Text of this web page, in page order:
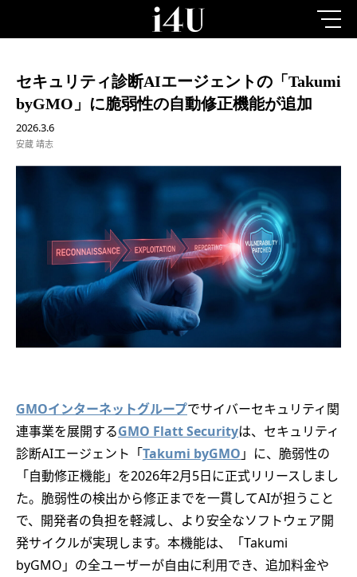
セキュリティ診断AIエージェントの「Takumi
byGMO」に脆弱性の自動修正機能が追加
2026.3.6
安蔵 靖志
GMOインターネットグループでサイバーセキュリティ関
連事業を展開するGMO Flatt Securityは、セキュリティ
診断AIエージェント「Takumi byGMO 」に、脆弱性の
「自動修正機能」を2026年2月5日に正式リリースしまし
た。脆弱性の検出から修正までを一貫してAIが担うこと
で、開発者の負担を軽減し、より安全なソフトウェア開
発サイクルが実現します。本機能は、「Takumi
byGMO」の全ユーザーが自由に利用でき、追加料金や